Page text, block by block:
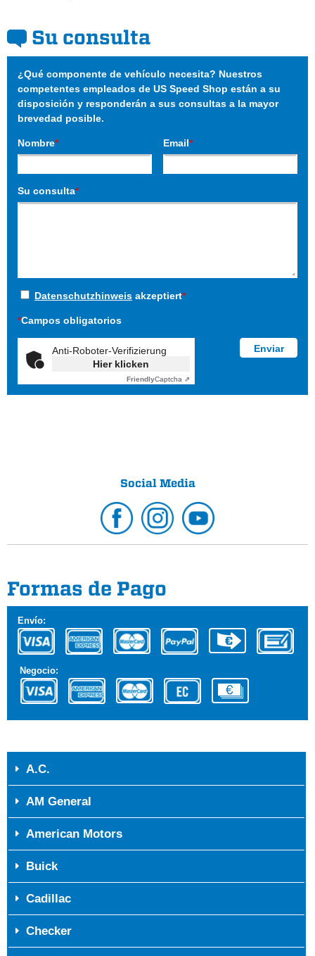
Su consulta
¿Qué componente de vehículo necesita? Nuestros
competentes empleados de US Speed Shop están a su
disposición y responderán a sus consultas a la mayor
brevedad posible.
Nombre* Email*
Su consulta*
Datenschutzhinweis akzeptiert*
*Campos obligatorios
Anti-Roboter-Verifizierung
Hier klicken
FriendlyCaptcha ⇗
Social Media
Formas de Pago
Envío:
Negocio:
A.C.
AM General
American Motors
Buick
Cadillac
Checker